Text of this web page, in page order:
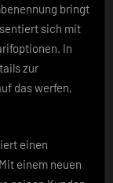
bringt
sich mit
In
zur
das werfen,
einen
einem neuen